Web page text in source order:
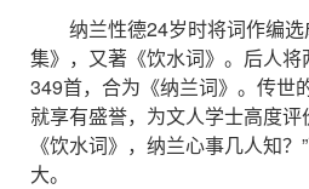
纳兰性德24岁时将词作编选
集》，又著《饮水词》。后人
349首，合为《纳兰词》。传世
就享有盛誉，为文人学士高度评
《饮水词》，纳兰心事几人知
大。